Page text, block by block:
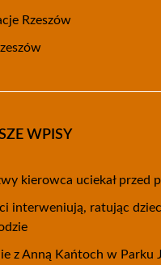
Rzeszów
WPISY
kierowca uciekał przed
interweniują, ratując
z Anną Kańtoch w Parku